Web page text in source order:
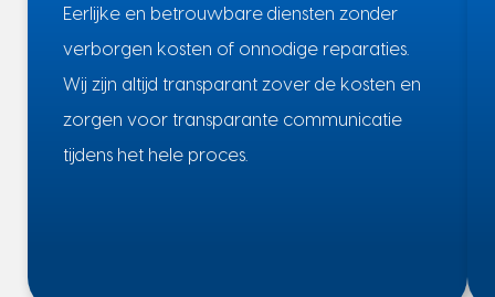
Eerlijke en betrouwbare diensten zonder
verborgen kosten of onnodige reparaties.
Wij zijn altijd transparant zover de kosten en
zorgen voor transparante communicatie
tijdens het hele proces.